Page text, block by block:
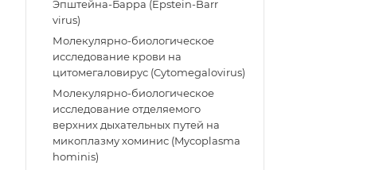
Эпштейна-Барра (Epstein-Barr
virus)
Молекулярно-биологическое
исследование крови на
цитомегаловирус (Cytomegalovirus)
Молекулярно-биологическое
исследование отделяемого
верхних дыхательных путей на
микоплазму хоминис (Mycoplasma
hominis)